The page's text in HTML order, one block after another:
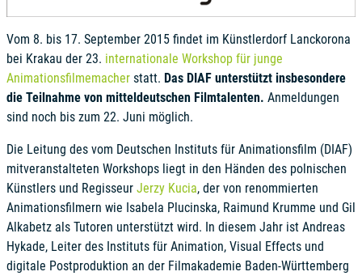
Vom 8. bis 17. September 2015 findet im Künstlerdorf Lanckorona
bei Krakau der 23. internationale Workshop für junge
Animationsfilmemacher statt. Das DIAF unterstützt insbesondere
die Teilnahme von mitteldeutschen Filmtalenten. Anmeldungen
sind noch bis zum 22. Juni möglich.
Die Leitung des vom Deutschen Instituts für Animationsfilm (DIAF)
mitveranstalteten Workshops liegt in den Händen des polnischen
Künstlers und Regisseur Jerzy Kucia, der von renommierten
Animationsfilmern wie Isabela Plucinska, Raimund Krumme und Gil
Alkabetz als Tutoren unterstützt wird. In diesem Jahr ist Andreas
Hykade, Leiter des Instituts für Animation, Visual Effects und
digitale Postproduktion an der Filmakademie Baden-Württemberg